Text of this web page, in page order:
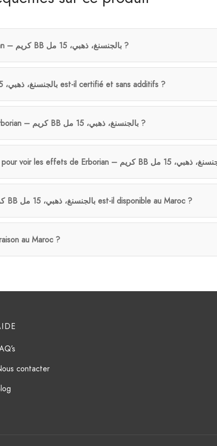
Comment prendre Erborian – كريم BB بالجنسنغ، ذهبي، 15 مل ?
Erborian – كريم BB بالجنسنغ، ذهبي، 15 مل est-il certifié et sans additifs ?
Qui peut bénéficier de Erborian – كريم BB بالجنسنغ، ذهبي، 15 مل ?
Le produit Erborian – كريم BB بالجنسنغ، ذهبي، 15 مل est-il disponible au Maroc ?
au Maroc ?
contacter